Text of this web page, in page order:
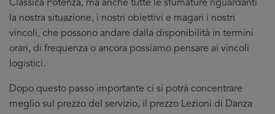
Classica Potenza, ma anche tutte le sfumature riguardanti
la nostra situazione, i nostri obiettivi e magari i nostri
vincoli, che possono andare dalla disponibilità in termini
orari, di frequenza o ancora possiamo pensare ai vincoli
logistici.
Dopo questo passo importante ci si potrà concentrare
meglio sul prezzo del servizio, il prezzo Lezioni di Danza